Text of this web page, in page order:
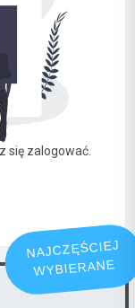
się zalogować.
NAJCZĘŚCIEJ
WYBIERANE